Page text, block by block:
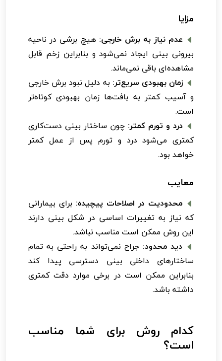
مزایا
عدم نیاز به برش خارجی: هیچ برشی در ناحیه
بیرونی بینی ایجاد نمی‌شود و بنابراین زخم قابل
مشاهده‌ای باقی نمی‌ماند.
زمان بهبودی سریع‌تر: به دلیل نبود برش خارجی
و آسیب کمتر به بافت‌ها زمان بهبودی کوتاه‌تر
است.
درد و تورم کمتر: چون ساختار بینی دست‌کاری
کمتری می‌شود درد و تورم پس از عمل کمتر
خواهد بود.
معایب
محدودیت در اصلاحات پیچیده: برای بیمارانی
که نیاز به تغییرات اساسی در شکل بینی دارند
این روش ممکن است مناسب نباشد.
دید محدود: جراح نمی‌تواند به راحتی به تمام
ساختارهای داخلی بینی دسترسی پیدا کند
بنابراین ممکن است در برخی موارد دقت کمتری
داشته باشد.
کدام روش برای شما مناسب
است؟